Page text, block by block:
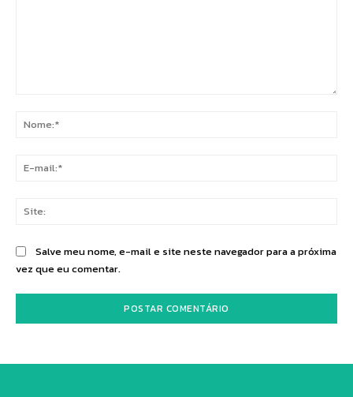
Salve meu nome, e-mail e site neste navegador para a próxima
vez que eu comentar.